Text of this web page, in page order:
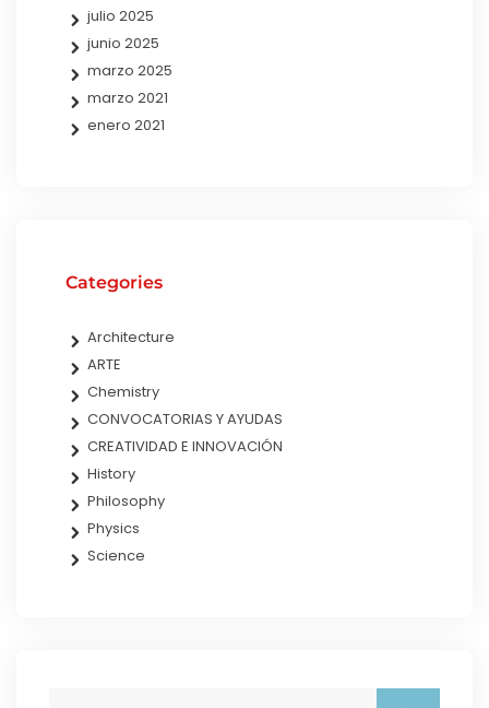
julio 2025
junio 2025
marzo 2025
marzo 2021
enero 2021
Categories
Architecture
ARTE
Chemistry
CONVOCATORIAS Y AYUDAS
CREATIVIDAD E INNOVACIÓN
History
Philosophy
Physics
Science